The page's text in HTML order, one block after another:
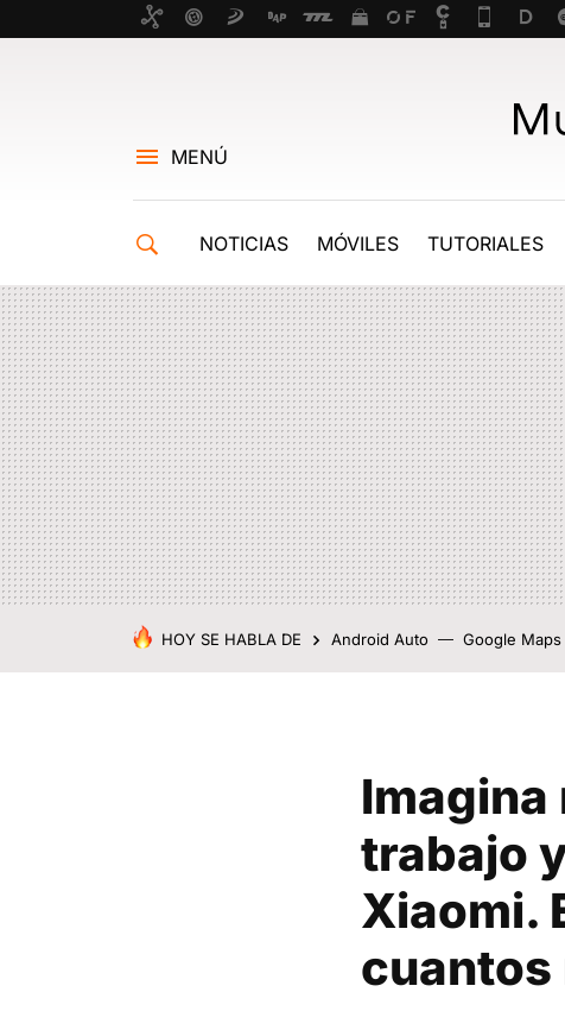
MENÚ
NOTICIAS MÓVILES TUTORIALES
HOY SE HABLA DE Android Auto Google Maps
Imagina
trabajo
Xiaomi.
cuantos